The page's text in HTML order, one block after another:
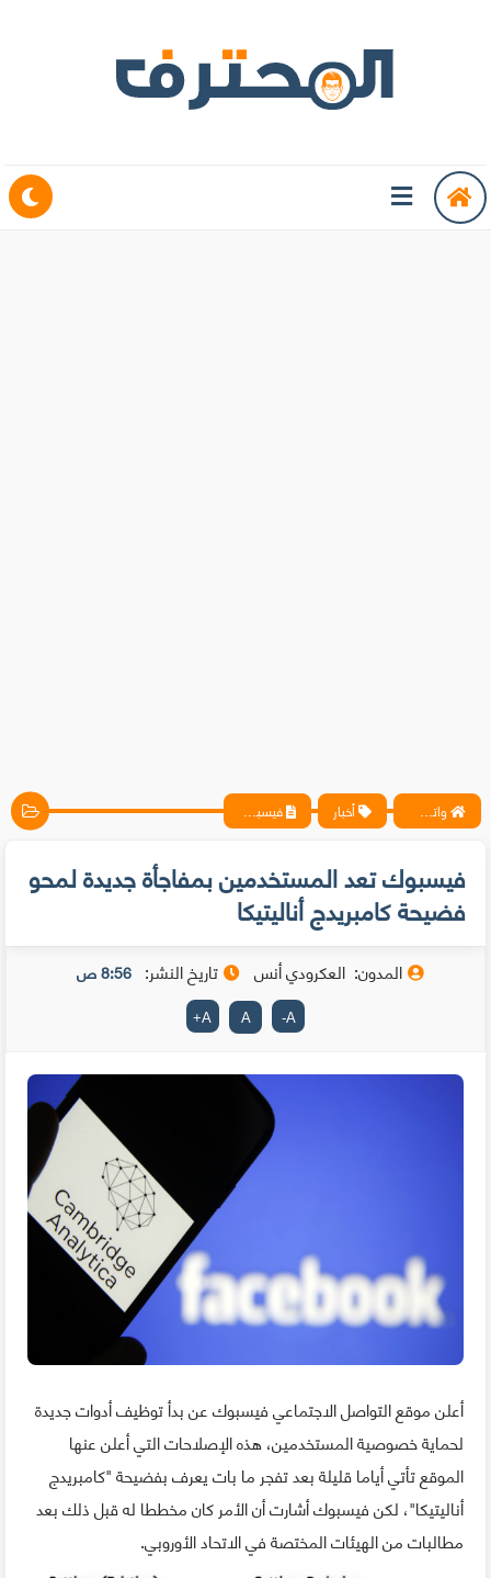
واتس آب ، فيسبوك ، أنترنت ، شروحات تقنية حصرية - المحترف أخبار فيسبوك تعد المستخدمين بمفاجأة جديدة لمحو فضيحة كامبريدج أناليتيكا
فيسبوك تعد المستخدمين بمفاجأة جديدة لمحو
فضيحة كامبريدج أناليتيكا
المدون: العكرودي أنس تاريخ النشر: 8:56 ص
A
-
A
A
+
أعلن موقع التواصل الاجتماعي فيسبوك عن بدأ توظيف أدوات جديدة
لحماية خصوصية المستخدمين، هذه الإصلاحات التي أعلن عنها
الموقع تأتي أياما قليلة بعد تفجر ما بات يعرف بفضيحة "كامبريدج
أناليتيكا"، لكن فيسبوك أشارت أن الأمر كان مخططا له قبل ذلك بعد
مطالبات من الهيئات المختصة في الاتحاد الأوروبي.